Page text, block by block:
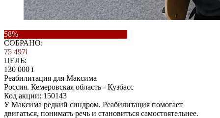
58%
СОБРАНО:
75 497i
ЦЕЛЬ:
130 000 i
Реабилитация для Максима
Россия. Кемеровская область - Кузбасс
Код акции: 150143
У Максима редкий синдром. Реабилитация помогает
двигаться, понимать речь и становиться самостоятельнее.